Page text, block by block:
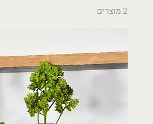
2 מוצרים